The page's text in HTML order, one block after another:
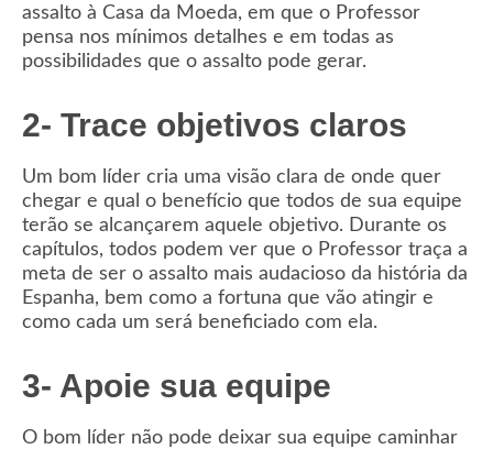
assalto à Casa da Moeda, em que o Professor
pensa nos mínimos detalhes e em todas as
possibilidades que o assalto pode gerar.
2- Trace objetivos claros
Um bom líder cria uma visão clara de onde quer
chegar e qual o benefício que todos de sua equipe
terão se alcançarem aquele objetivo. Durante os
capítulos, todos podem ver que o Professor traça a
meta de ser o assalto mais audacioso da história da
Espanha, bem como a fortuna que vão atingir e
como cada um será beneficiado com ela.
3- Apoie sua equipe
O bom líder não pode deixar sua equipe caminhar